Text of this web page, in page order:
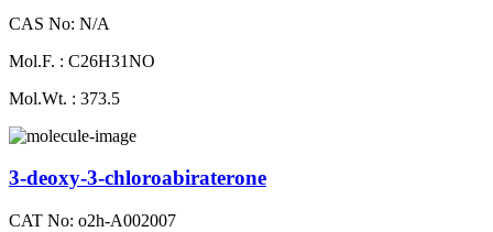
CAS No: N/A
Mol.F. : C26H31NO
Mol.Wt. : 373.5
3-deoxy-3-chloroabiraterone
CAT No: o2h-A002007